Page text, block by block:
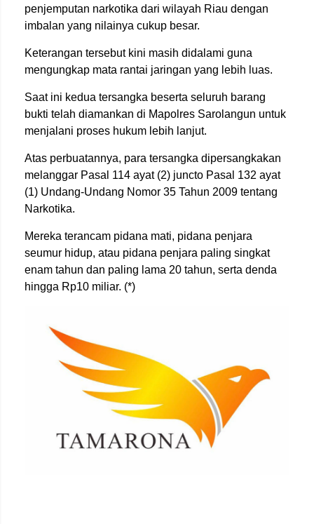
penjemputan narkotika dari wilayah Riau dengan
imbalan yang nilainya cukup besar.
Keterangan tersebut kini masih didalami guna
mengungkap mata rantai jaringan yang lebih luas.
Saat ini kedua tersangka beserta seluruh barang
bukti telah diamankan di Mapolres Sarolangun untuk
menjalani proses hukum lebih lanjut.
Atas perbuatannya, para tersangka dipersangkakan
melanggar Pasal 114 ayat (2) juncto Pasal 132 ayat
(1) Undang-Undang Nomor 35 Tahun 2009 tentang
Narkotika.
Mereka terancam pidana mati, pidana penjara
seumur hidup, atau pidana penjara paling singkat
enam tahun dan paling lama 20 tahun, serta denda
hingga Rp10 miliar. (*)